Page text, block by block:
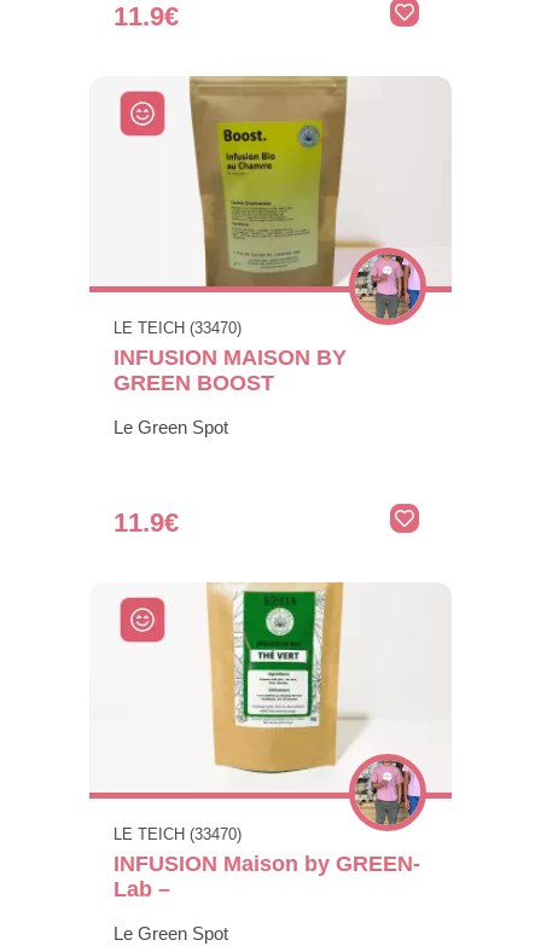
11.9€
LE TEICH (33470)
INFUSION MAISON BY
GREEN BOOST
Le Green Spot
11.9€
LE TEICH (33470)
INFUSION Maison by GREEN-
Lab –
Le Green Spot